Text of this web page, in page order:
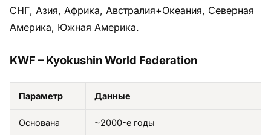
СНГ, Азия, Африка, Австралия+Океания, Северная
Америка, Южная Америка.
KWF – Kyokushin World Federation
Параметр Данные
Основана ~2000-е годы